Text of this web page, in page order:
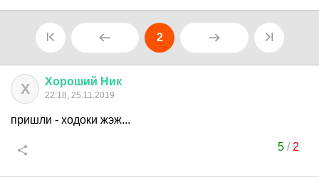
2
Х Хороший Ник
22:18, 25.11.2019
пришли - ходоки жэж...
5/ 2